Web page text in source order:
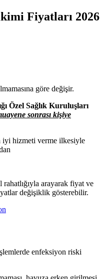
Fiyatları 2026
göre değişir.
Özel Sağlık Kuruluşları
sonrası kişiye
iyi hizmeti verme ilkesiyle
arayarak fiyat ve
değişiklik gösterebilir.
enfeksiyon riski